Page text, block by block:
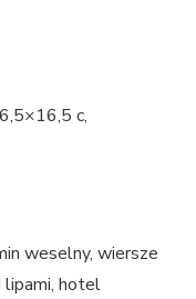
c,
weselny, wiersze
lipami, hotel